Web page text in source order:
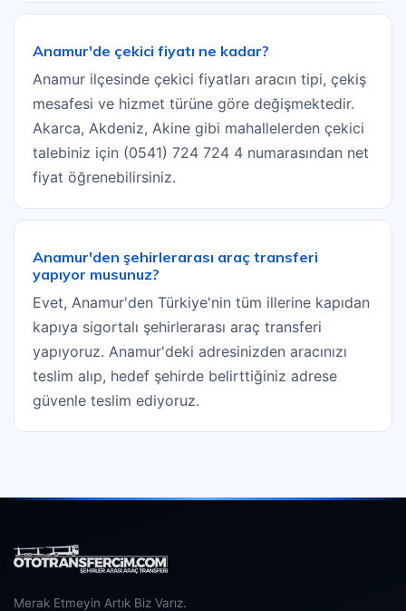
Anamur'de çekici fiyatı ne kadar?
Anamur ilçesinde çekici fiyatları aracın tipi, çekiş
mesafesi ve hizmet türüne göre değişmektedir.
Akarca, Akdeniz, Akine gibi mahallelerden çekici
talebiniz için (0541) 724 724 4 numarasından net
fiyat öğrenebilirsiniz.
Anamur'den şehirlerarası araç transferi
yapıyor musunuz?
Evet, Anamur'den Türkiye'nin tüm illerine kapıdan
kapıya sigortalı şehirlerarası araç transferi
yapıyoruz. Anamur'deki adresinizden aracınızı
teslim alıp, hedef şehirde belirttiğiniz adrese
güvenle teslim ediyoruz.
Merak Etmeyin Artık Biz Varız.